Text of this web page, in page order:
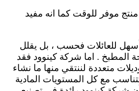
موفر للوقت كما انه مفيد
للعائلات فحسب ، بل يقلل
المطبخ . اما شركة كينوود فقد
متعددة لننتقي منها ما نشاء
مع كل المستويات المادية